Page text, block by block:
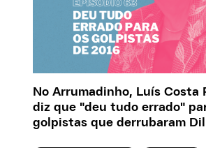
No Arrumadinho, Luís Costa
diz que "deu tudo errado"
golpistas que derrubaram